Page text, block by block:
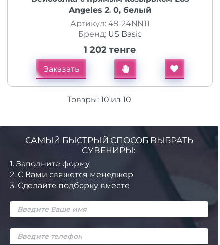
Angeles 2. 0, белый
Артикул: 48-24NN11
Бренд: US Basic
1 202 тенге
Заказать
Товары: 10 из 10
САМЫЙ БЫСТРЫЙ СПОСОБ ВЫБРАТЬ
СУВЕНИРЫ:
1. Заполните форму
2. С Вами свяжется менеджер
3. Сделайте подборку вместе